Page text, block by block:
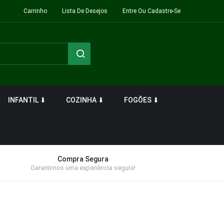
Carrinho Lista De Desejos Entre Ou Cadastre-Se
INFANTIL ⬇ COZINHA ⬇ FOGÕES ⬇
Compra Segura
Garantimos uma experiência segura!